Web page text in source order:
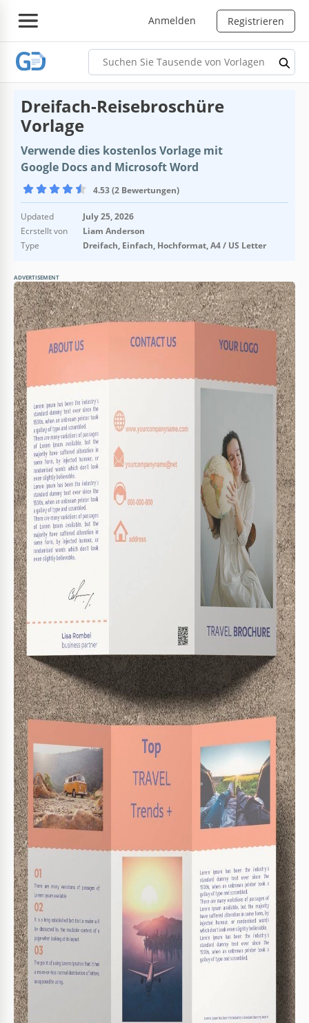
Anmelden Registrieren
Dreifach-Reisebroschüre
Vorlage
Verwende dies kostenlos Vorlage mit
Google Docs and Microsoft Word
4.53 (2 Bewertungen)
Updated
July 25, 2026
Ecrstellt von
Liam Anderson
Type
Dreifach, Einfach, Hochformat, A4 / US Letter
ADVERTISEMENT